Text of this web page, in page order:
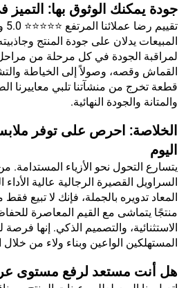
جودة يمكنك الوثوق بها: التميز
المبيعات يدلان على جودة المنتج
لمراقبة الجودة في كل مرحلة من مراحل
القماش وقصه، وصولاً إلى الخياطة
قطعة تخرج من منشآتنا تلبي معاييرنا
والمتانة والجودة النهائية.
الخلاصة: احرص على توفر
اليوم
يتسارع التحول نحو الأزياء المستدامة.
السراويل القصيرة الرجالية عالية
المعاد تدويره بالجملة، فإنك لا تبيع
منتجًا يتماشى مع القيم المعاصرة
الاستثنائية، والتصميم الذكي. إنها
المستهلكين الواعين وبناء ولاء من
هل أنت مستعد لرفع مستوى